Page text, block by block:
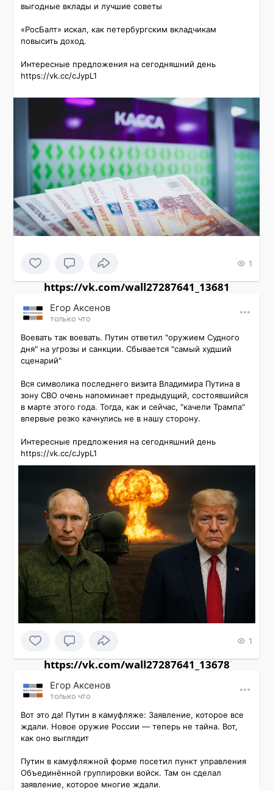
выгодные вклады и лучшие советы
«РосБалт» искал, как петербургским вкладчикам
повысить доход.
Интересные предложения на сегодняшний день
https://vk.cc/cJypL1
1
https://vk.com/wall27287641_13681
Εгор Αксенов
только что
Воевать так воевать. Путин ответил "оружием Судного
дня" на угрозы и санкции. Сбывается "самый худший
сценарий"
Вся символика последнего визита Владимира Путина в
зону СВО очень напоминает предыдущий, состоявшийся
в марте этого года. Тогда, как и сейчас, "качели Трампа"
впервые резко качнулись не в нашу сторону.
Интересные предложения на сегодняшний день
https://vk.cc/cJypL1
1
https://vk.com/wall27287641_13678
Εгор Αксенов
только что
Вот это да! Путин в камуфляже: Заявление, которое все
ждали. Новое оружие России — теперь не тайна. Вот,
как оно выглядит
Путин в камуфляжной форме посетил пункт управления
Объединённой группировки войск. Там он сделал
заявление, которое многие ждали.